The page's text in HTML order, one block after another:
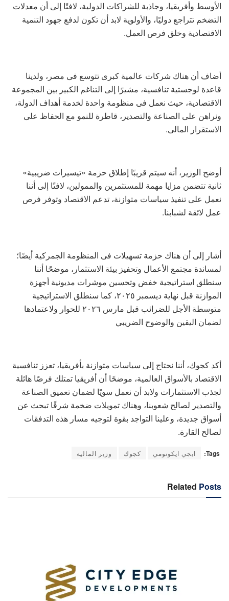
الأوسط وأفريقيا، وجاذبة للشراكات الدولية، لافتًا إلى أن معدلات
التضخم تتراجع دوليًا، والأولوية لابد أن تكون لدفع جهود التنمية
الاقتصادية وخلق فرص العمل.
أضاف أن هناك شركات عالمية كبرى تتوسع فى مصر، ولدينا
قاعدة لوجستية تنافسية، مشيرًا إلى التناغم الكبير بين المجموعة
الاقتصادية، حيث نعمل فى منظومة واحدة لخدمة أهداف الدولة،
ونراهن على الصناعة والتصدير، قاطرة للنمو مع الحفاظ على
الاستقرار المالى.
أوضح الوزير، أنه سيتم قريبًا إطلاق حزمة «تيسيرات ضريبية»
ثانية تتضمن مزايا مهمة للمستثمرين والممولين، لافتًا إلى أننا
نعمل على تنفيذ سياسات متوازنة، تدعم الاقتصاد وتوفر فرص
عمل لائقة لشبابنا.
أشار إلى أن هناك حزمة تسهيلات فى المنظومة الجمركية أيضًا؛
لمساندة مجتمع الأعمال وتحفيز بيئة الاستثمار، موضحًا أننا
سنطلق استراتيجية خفض وتحسين موشرات مديونية أجهزة
الموازنة قبل نهاية ديسمبر ٢٠٢٥، كما سنطلق الاستراتيجية
متوسطة الأجل للضرائب قبل مارس ٢٠٢٦ للحوار ولاعتمادها
لضمان اليقين والوضوح الضريبي
أكد كجوك، أننا نحتاج إلى سياسات متوازنة بأفريقيا، تعزز تنافسية
الاقتصاد بالأسواق العالمية، موضحًا أن أفريقيا تمتلك فرصًا هائلة
لجذب الاستثمارات ولابد أن نعمل سويًا لضمان تعميق الصناعة
والتصدير لصالح شعوبنا، وهناك تمويلات ضخمة شرقًا تبحث عن
أسواق جديدة، وعلينا التواجد بقوة لتوجيه مسار هذه التدفقات
لصالح القارة.
Tags: ايجي ايكونومي كجوك وزير المالية
Related Posts